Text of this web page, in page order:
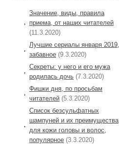
Значение, виды, правила
приема, от наших читателей
(11.3.2020)
Лучшие сериалы января 2019,
забавное (9.3.2020)
Секреты: у него и его мужа
родилась дочь (7.3.2020)
Фишки дня, по просьбам
читателей (5.3.2020)
Список безсульфатных
шампуней и их преимущества
для кожи головы и волос,
популярное (3.3.2020)